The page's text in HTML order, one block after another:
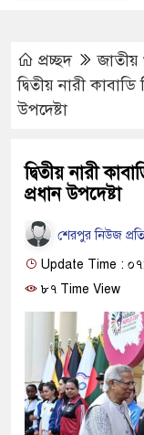
প্রচ্ছদ
দ্বিতীয় নারী
উপদেষ্টা
দ্বিতীয় নারী
প্রধান উপদেষ্টা
শেরপুর নিউজ
Update Time :
৮৭ Time View